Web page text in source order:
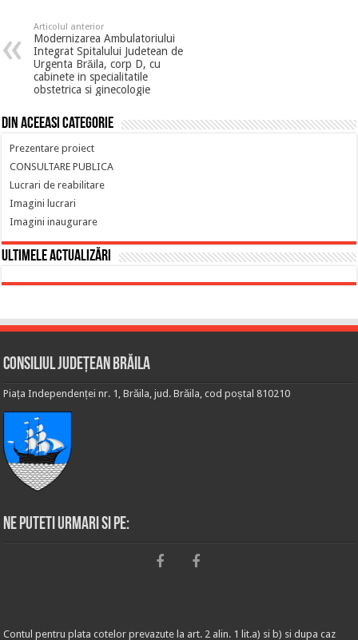
Articolul anterior
Modernizarea Ambulatoriului
Integrat Spitalului Judetean de
Urgenta Brăila, corp D, cu
cabinete in specialitatile
obstetrica si ginecologie
Din aceeasi categorie
Prezentare proiect
CONSULTARE PUBLICA
Lucrari de reabilitare
Imagini lucrari
Imagini inaugurare
Ultimele actualizări
Consiliul Județean Brăila
Piața Independenței nr. 1, Brăila, jud. Brăila, cod poștal 810210
Ne puteti urmari si pe:
Contul pentru plata cotelor prevazute la art. 2 alin. 1 lit.a) si b) si dupa caz